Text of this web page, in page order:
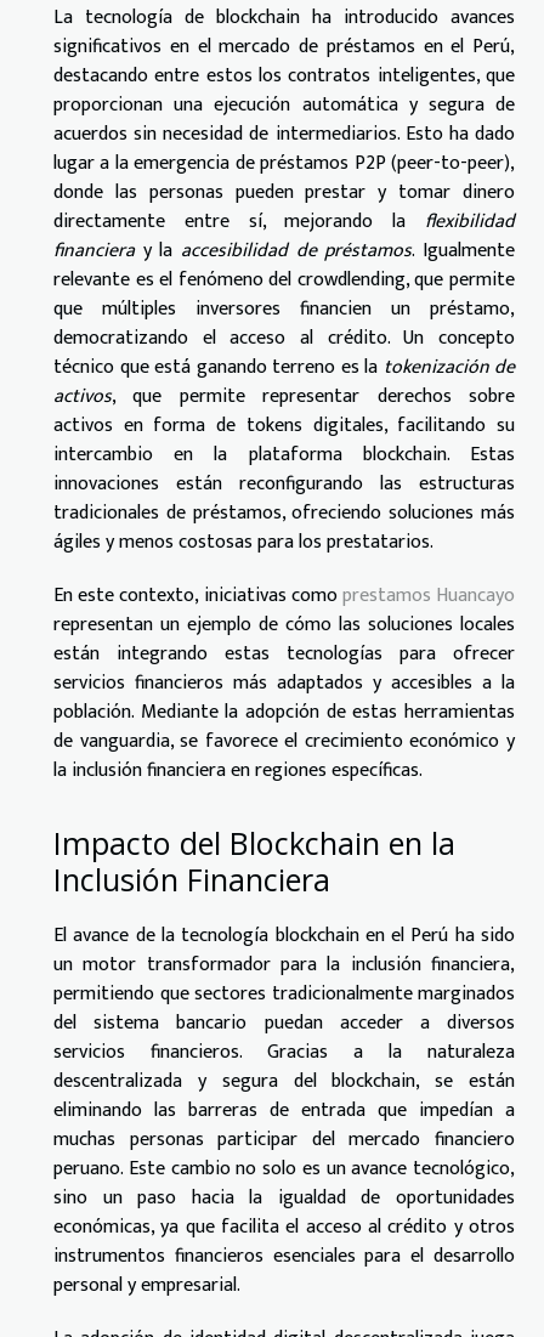
La tecnología de blockchain ha introducido avances
significativos en el mercado de préstamos en el Perú,
destacando entre estos los contratos inteligentes, que
proporcionan una ejecución automática y segura de
acuerdos sin necesidad de intermediarios. Esto ha dado
lugar a la emergencia de préstamos P2P (peer-to-peer),
donde las personas pueden prestar y tomar dinero
directamente entre sí, mejorando la flexibilidad
financieray la accesibilidad de préstamos. Igualmente
relevante es el fenómeno del crowdlending, que permite
que múltiples inversores financien un préstamo,
democratizando el acceso al crédito. Un concepto
técnico que está ganando terreno es la tokenización de
activos, que permite representar derechos sobre
activos en forma de tokens digitales, facilitando su
intercambio en la plataforma blockchain. Estas
innovaciones están reconfigurando las estructuras
tradicionales de préstamos, ofreciendo soluciones más
ágiles y menos costosas para los prestatarios.
En este contexto, iniciativas comoprestamos Huancayo
representan un ejemplo de cómo las soluciones locales
están integrando estas tecnologías para ofrecer
servicios financieros más adaptados y accesibles a la
población. Mediante la adopción de estas herramientas
de vanguardia, se favorece el crecimiento económico y
la inclusión financiera en regiones específicas.
Impacto del Blockchain en la
Inclusión Financiera
El avance de la tecnología blockchain en el Perú ha sido
un motor transformador para la inclusión financiera,
permitiendo que sectores tradicionalmente marginados
del sistema bancario puedan acceder a diversos
servicios financieros. Gracias a la naturaleza
descentralizada y segura del blockchain, se están
eliminando las barreras de entrada que impedían a
muchas personas participar del mercado financiero
peruano. Este cambio no solo es un avance tecnológico,
sino un paso hacia la igualdad de oportunidades
económicas, ya que facilita el acceso al crédito y otros
instrumentos financieros esenciales para el desarrollo
personal y empresarial.